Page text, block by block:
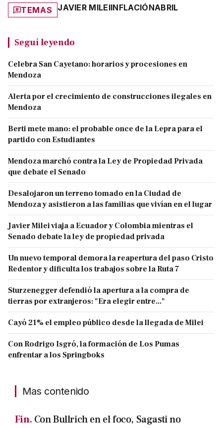
TEMAS JAVIER MILEIINFLACIÓNABRIL
Seguí leyendo
Celebra San Cayetano: horarios y procesiones en
Mendoza
Alerta por el crecimiento de construcciones ilegales en
Mendoza
Berti mete mano: el probable once de la Lepra para el
partido con Estudiantes
Mendoza marchó contra la Ley de Propiedad Privada
que debate el Senado
Desalojaron un terreno tomado en la Ciudad de
Mendoza y asistieron a las familias que vivían en el lugar
Javier Milei viaja a Ecuador y Colombia mientras el
Senado debate la ley de propiedad privada
Un nuevo temporal demora la reapertura del paso Cristo
Redentor y dificulta los trabajos sobre la Ruta 7
Sturzenegger defendió la apertura a la compra de
tierras por extranjeros: "Era elegir entre..."
Cayó 21% el empleo público desde la llegada de Milei
Con Rodrigo Isgró, la formación de Los Pumas
enfrentar a los Springboks
Mas contenido
Fin. Con Bullrich en el foco, Sagasti no